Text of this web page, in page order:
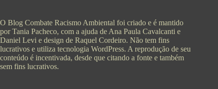
O Blog Combate Racismo Ambiental foi criado e é mantido
por Tania Pacheco, com a ajuda de Ana Paula Cavalcanti e
Daniel Levi e design de Raquel Cordeiro. Não tem fins
lucrativos e utiliza tecnologia WordPress. A reprodução de seu
conteúdo é incentivada, desde que citando a fonte e também
sem fins lucrativos.